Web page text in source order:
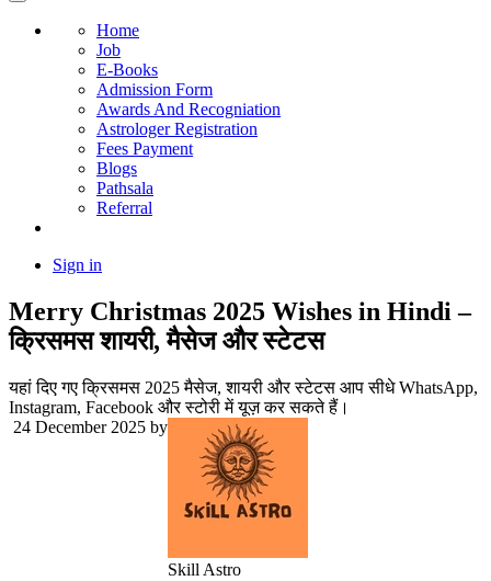
Home
Job
E-Books
Admission Form
Awards And Recogniation
Astrologer Registration
Fees Payment
Blogs
Pathsala
Referral
Sign in
Merry Christmas 2025 Wishes in Hindi –
क्रिसमस शायरी, मैसेज और स्टेटस
यहां दिए गए क्रिसमस 2025 मैसेज, शायरी और स्टेटस आप सीधे WhatsApp,
Instagram, Facebook और स्टोरी में यूज़ कर सकते हैं।
24 December 2025 by
Skill Astro